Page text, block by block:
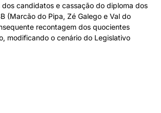
candidatos e cassação do diploma dos
(Marcão do Pipa, Zé Galego e Val do
recontagem dos quocientes
modificando o cenário do Legislativo